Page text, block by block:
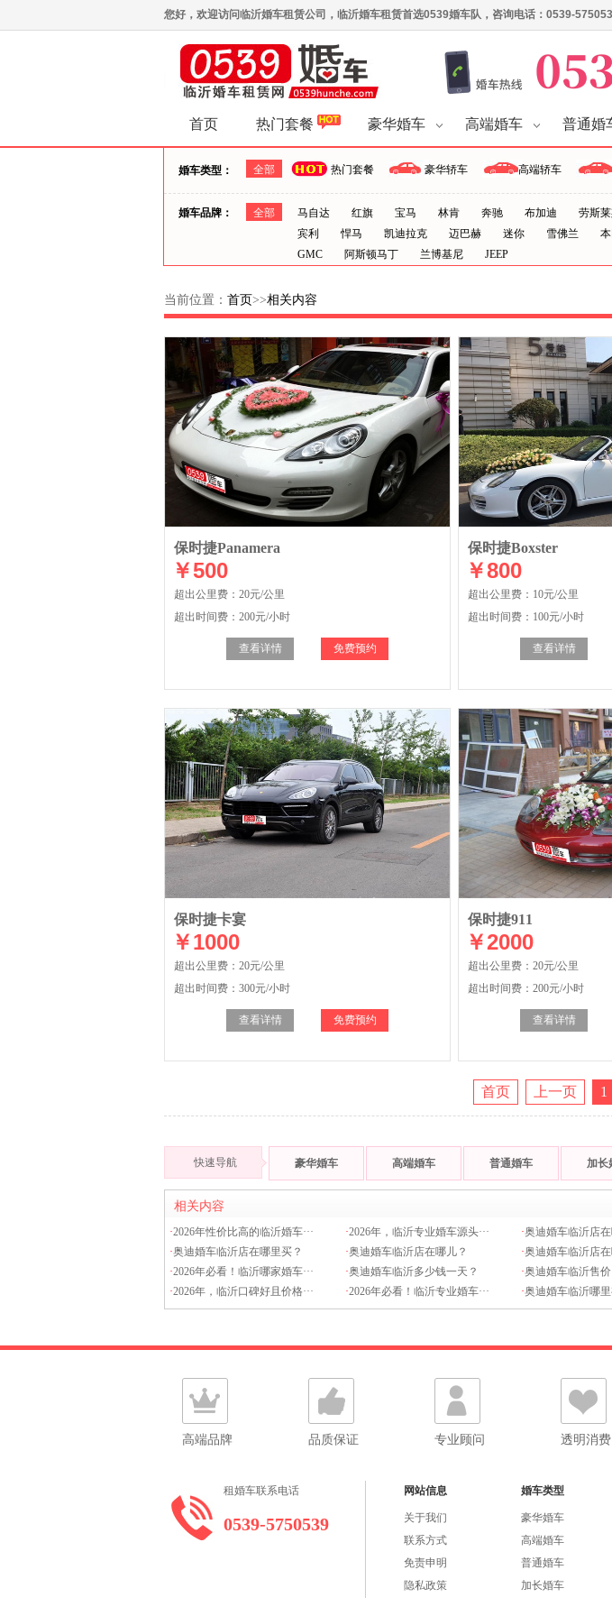
您好，欢迎访问临沂婚车租赁公司，临沂婚车租赁首选0539婚车队，咨询电话：0539-
首页 热门套餐 豪华婚车 高端婚车 普通婚
婚车类型： 全部 热门套餐 豪华轿车 高端轿车
婚车品牌： 全部 马自达 红旗 宝马 林肯 奔驰 布加迪 劳斯
宾利
悍马 凯迪拉克 迈巴赫 迷你 雪佛兰
GMC
阿斯顿马丁 兰博基尼 JEEP
当前位置： 首页>>相关内容
保时捷Panamera
￥500
超出公里费：20元/公里
超出时间费：200元/小时
查看详情 免费预约
保时捷Boxster
￥800
超出公里费：10元/公里
超出时间费：100元/小时
查看详情
保时捷卡宴
￥1000
超出公里费：20元/公里
超出时间费：300元/小时
查看详情 免费预约
保时捷911
￥2000
超出公里费：20元/公里
超出时间费：200元/小时
查看详情
首页 上一页 1
快速导航 豪华婚车 高端婚车 普通婚车 加长
相关内容
·2026年性价比高的临沂婚车··· ·2026年，临沂专业婚车源头··· ·奥迪婚车临沂店在
·奥迪婚车临沂店在哪里买？ ·奥迪婚车临沂店在哪儿？ ·奥迪婚车临沂店在
·2026年必看！临沂哪家婚车··· ·奥迪婚车临沂多少钱一天？ ·奥迪婚车临沂售价
·2026年，临沂口碑好且价格··· ·2026年必看！临沂专业婚车··· ·奥迪婚车临沂哪里
高端品牌 品质保证 专业顾问 透明消费
租婚车联系电话
0539-5750539
网站信息
关于我们
联系方式
免责申明
隐私政策
婚车类型
豪华婚车
高端婚车
普通婚车
加长婚车